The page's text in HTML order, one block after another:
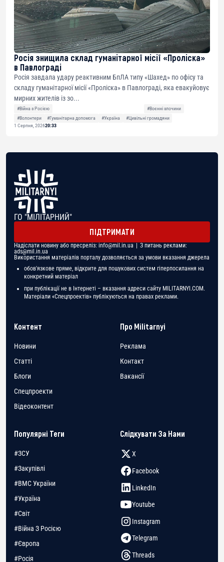
Росія знищила склад гуманітарної місії «Проліска»
в Павлограді
Росія завдала удару реактивним БпЛА типу «Шахед» по офісу та
складу гуманітарної місії «Проліска» в Павлограді, яка евакуйовує
мирних жителів із зо...
#Війна з Росією
#Воєнні злочини
#Волонтери
#Гуманітарна допомога #Україна
#Цивільні громадяни
1 Серпня, 202620:33
ГО "МІЛІТАРНИЙ"
ПІДТРИМАТИ
Надіслати новину або пресреліз: info@mil.in.ua | З питань реклами:
ads@mil.in.ua
Використання матеріалів порталу дозволяється за умови вказання джерела
обов'язкове пряме, відкрите для пошукових систем гіперпосилання на
конкретний матеріал
при публікації не в Інтернеті – вказання адреси сайту MILITARNYI.COM.
Матеріали «Спецпроектів» публікуються на правах реклами.
Контент
Новини
Статті
Блоги
Спецпроекти
Відеоконтент
Про Militarnyi
Реклама
Контакт
Вакансії
Популярні Теги
#ЗСУ
#Закупівлі
#ВМС України
#Україна
#Світ
#Війна З Росією
#Європа
#Росія
Слідкувати За Нами
X
Facebook
LinkedIn
Youtube
Instagram
Telegram
Threads